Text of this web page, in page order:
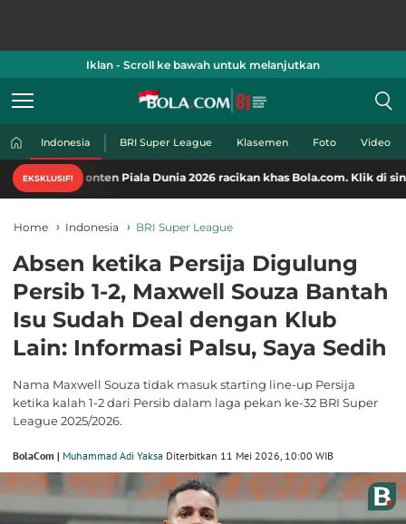
Iklan - Scroll ke bawah untuk melanjutkan
Indonesia BRI Super League Klasemen Foto Video
EKSKLUSIF!
Piala Dunia 2026 racikan khas Bola.com. Klik di sini!
Home Indonesia BRI Super League
Absen ketika Persija Digulung
Persib 1-2, Maxwell Souza Bantah
Isu Sudah Deal dengan Klub
Lain: Informasi Palsu, Saya Sedih
Nama Maxwell Souza tidak masuk starting line-up Persija
ketika kalah 1-2 dari Persib dalam laga pekan ke-32 BRI Super
League 2025/2026.
BolaCom | Muhammad Adi Yaksa Diterbitkan 11 Mei 2026, 10:00 WIB